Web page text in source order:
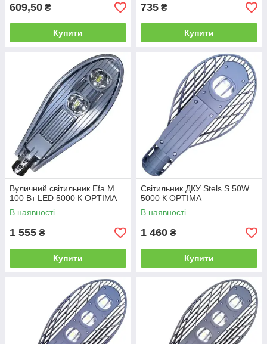
609,50 ₴
Купити
735 ₴
Купити
Вуличний світильник Efa M
100 Вт LED 5000 К OPTIMA
В наявності
1 555 ₴
Купити
Світильник ДКУ Stels S 50W
5000 К OPTIMA
В наявності
1 460 ₴
Купити